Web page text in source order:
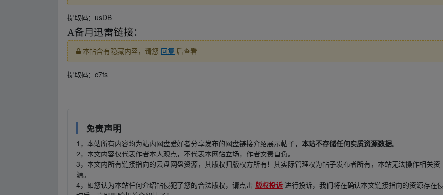
提取码：usDB
A备用迅雷链接：
本帖含有隐藏内容，请您 回复 后查看
提取码：c7fs
免责声明
1，本站所有内容均为站内网盘爱好者分享发布的网盘链接介绍展示帖子， 本站不存储任何实质资源数据。
2，本文内容仅代表作者本人观点，不代表本网站立场，作者文责自负。
3，本文内所有链接指向的云盘网盘资源，其版权归版权方所有！其实际管理权为帖子发布者所有，本站无法操作相关资
源。
4，如您认为本站任何介绍帖侵犯了您的合法版权，请点击 版权投诉 进行投诉，我们将在确认本文链接指向的资源存在